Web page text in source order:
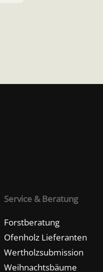
Service & Beratung
Forstberatung
Ofenholz Lieferanten
Wertholzsubmission
Weihnachtsbäume